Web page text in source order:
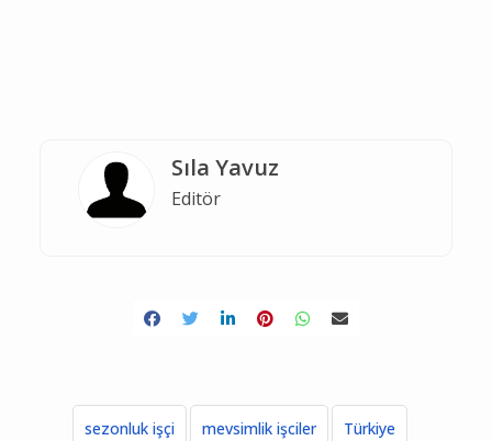
Sıla Yavuz
Editör
sezonluk işçi mevsimlik işciler Türkiye